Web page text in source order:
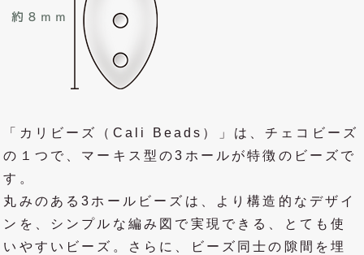
「カリビーズ（Cali Beads）」は、チェコビーズ
の１つで、マーキス型の3ホールが特徴のビーズで
す。
丸みのある3ホールビーズは、より構造的なデザイ
ンを、シンプルな編み図で実現できる、とても使
いやすいビーズ。さらに、ビーズ同士の隙間を埋